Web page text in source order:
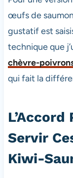
œufs de
gustatif est
technique que
chèvre-
qui fait la
Servir
Kiwi-